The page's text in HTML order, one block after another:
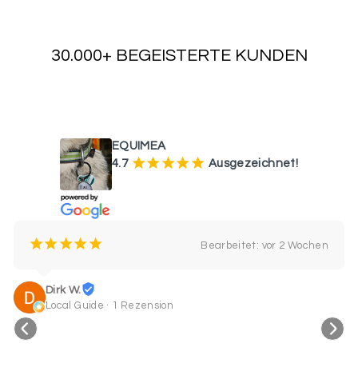
30.000+ BEGEISTERTE KUNDEN
EQUIMEA
4.7 ¡¡¡¡¡ Ausgezeichnet!
¡¡¡¡¡ Bearbeitet: vor 2 Wochen
Dirk W.
Local Guide · 1 Rezension